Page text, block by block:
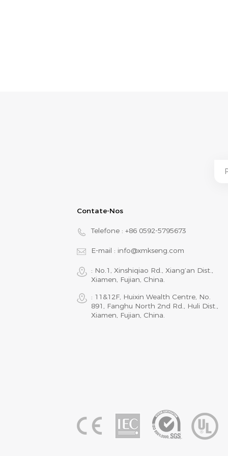
Contate-Nos
Telefone : +86 0592-5795673
E-mail : info@xmkseng.com
: No.1, Xinshiqiao Rd., Xiang‘an Dist.,
Xiamen, Fujian, China.
: 11&12F, Huixin Wealth Centre, No.
891, Fanghu North 2nd Rd., Huli Dist.,
Xiamen, Fujian, China.